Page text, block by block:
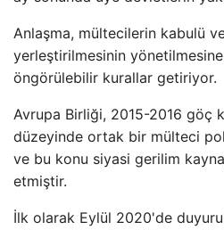
Anlaşma, mültecilerin kabulü
yerleştirilmesinin
öngörülebilir kurallar getiriyor.
Avrupa Birliği, 2015-2016 göç
düzeyinde ortak bir mülteci
ve bu konu siyasi gerilim
etmiştir.
İlk olarak Eylül 2020'de